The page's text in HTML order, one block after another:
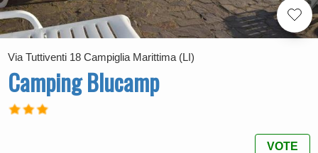
Via Tuttiventi 18 Campiglia Marittima (LI)
Camping Blucamp
VOTE